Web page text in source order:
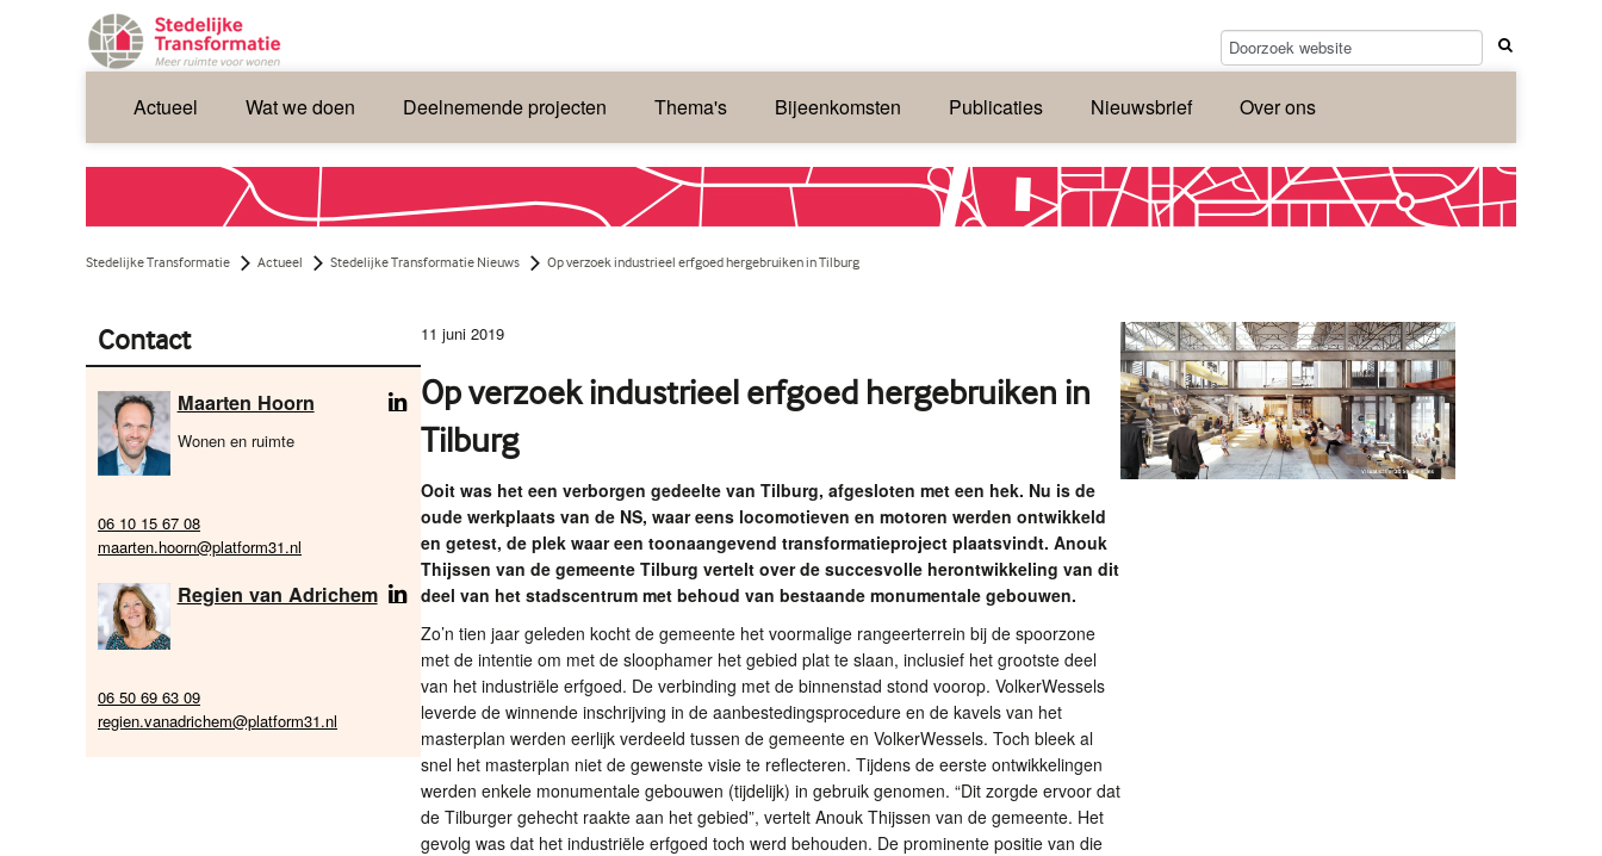
Actueel Wat we doen Deelnemende projecten Thema's Bijeenkomsten Publicaties Nieuwsbrief Over ons
Stedelijke Transformatie Actueel Stedelijke Transformatie Nieuws Op verzoek industrieel erfgoed hergebruiken in Tilburg
Contact
Maarten Hoorn
Wonen en ruimte
06 10 15 67 08
maarten.hoorn@platform31.nl
Regien van Adrichem
06 50 69 63 09
regien.vanadrichem@platform31.nl
11 juni 2019
Op verzoek industrieel erfgoed hergebruiken in
Tilburg
Ooit was het een verborgen gedeelte van Tilburg, afgesloten met een hek. Nu is de
oude werkplaats van de NS, waar eens locomotieven en motoren werden ontwikkeld
en getest, de plek waar een toonaangevend transformatieproject plaatsvindt. Anouk
Thijssen van de gemeente Tilburg vertelt over de succesvolle herontwikkeling van dit
deel van het stadscentrum met behoud van bestaande monumentale gebouwen.
Zo’n tien jaar geleden kocht de gemeente het voormalige rangeerterrein bij de spoorzone
met de intentie om met de sloophamer het gebied plat te slaan, inclusief het grootste deel
van het industriële erfgoed. De verbinding met de binnenstad stond voorop. VolkerWessels
leverde de winnende inschrijving in de aanbestedingsprocedure en de kavels van het
masterplan werden eerlijk verdeeld tussen de gemeente en VolkerWessels. Toch bleek al
snel het masterplan niet de gewenste visie te reflecteren. Tijdens de eerste ontwikkelingen
werden enkele monumentale gebouwen (tijdelijk) in gebruik genomen. “Dit zorgde ervoor dat
de Tilburger gehecht raakte aan het gebied”, vertelt Anouk Thijssen van de gemeente. Het
gevolg was dat het industriële erfgoed toch werd behouden. De prominente positie van die